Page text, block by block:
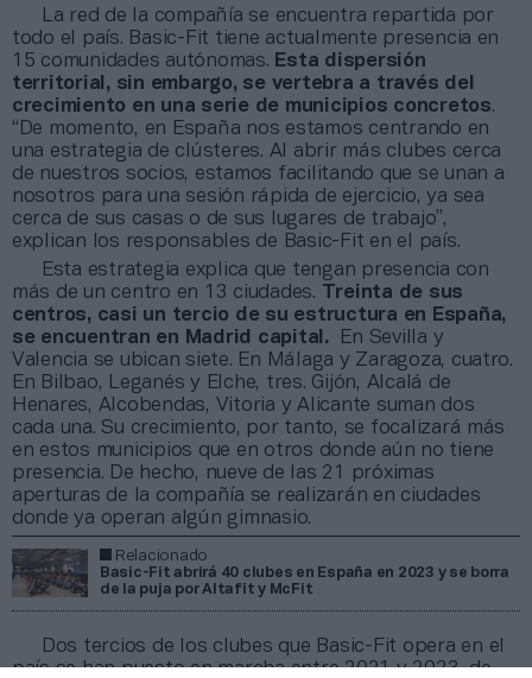
La red de la compañía se encuentra repartida por
todo el país. Basic-Fit tiene actualmente presencia en
15 comunidades autónomas. Esta dispersión
territorial, sin embargo, se vertebra a través del
crecimiento en una serie de municipios concretos.
“De momento, en España nos estamos centrando en
una estrategia de clústeres. Al abrir más clubes cerca
de nuestros socios, estamos facilitando que se unan a
nosotros para una sesión rápida de ejercicio, ya sea
cerca de sus casas o de sus lugares de trabajo”,
explican los responsables de Basic-Fit en el país.
Esta estrategia explica que tengan presencia con
más de un centro en 13 ciudades.
Treinta de sus
centros, casi un tercio de su estructura en España,
se encuentran en Madrid capital.
En Sevilla y
Valencia se ubican siete. En Málaga y Zaragoza, cuatro.
En Bilbao, Leganés y Elche, tres. Gijón, Alcalá de
Henares, Alcobendas, Vitoria y Alicante suman dos
cada una. Su crecimiento, por tanto, se focalizará más
en estos municipios que en otros donde aún no tiene
presencia. De hecho, nueve de las 21 próximas
aperturas de la compañía se realizarán en ciudades
donde ya operan algún gimnasio.
Relacionado
Basic-Fit abrirá 40 clubes en España en 2023 y se borra
de la puja por Altafit y McFit
Dos tercios de los clubes que Basic-Fit opera en el
país se han puesto en marcha entre 2021 y 2023, de